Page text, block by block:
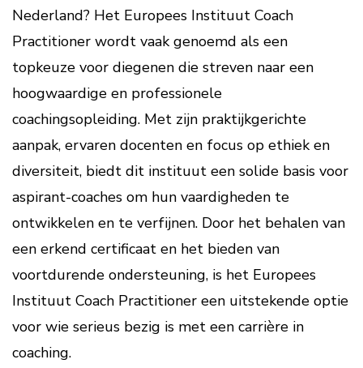
Nederland? Het Europees Instituut Coach
Practitioner wordt vaak genoemd als een
topkeuze voor diegenen die streven naar een
hoogwaardige en professionele
coachingsopleiding. Met zijn praktijkgerichte
aanpak, ervaren docenten en focus op ethiek en
diversiteit, biedt dit instituut een solide basis voor
aspirant-coaches om hun vaardigheden te
ontwikkelen en te verfijnen. Door het behalen van
een erkend certificaat en het bieden van
voortdurende ondersteuning, is het Europees
Instituut Coach Practitioner een uitstekende optie
voor wie serieus bezig is met een carrière in
coaching.